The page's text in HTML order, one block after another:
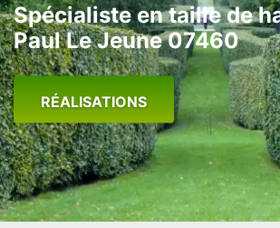
Spécialiste en taille de
Paul Le Jeune 07460
RÉALISATIONS